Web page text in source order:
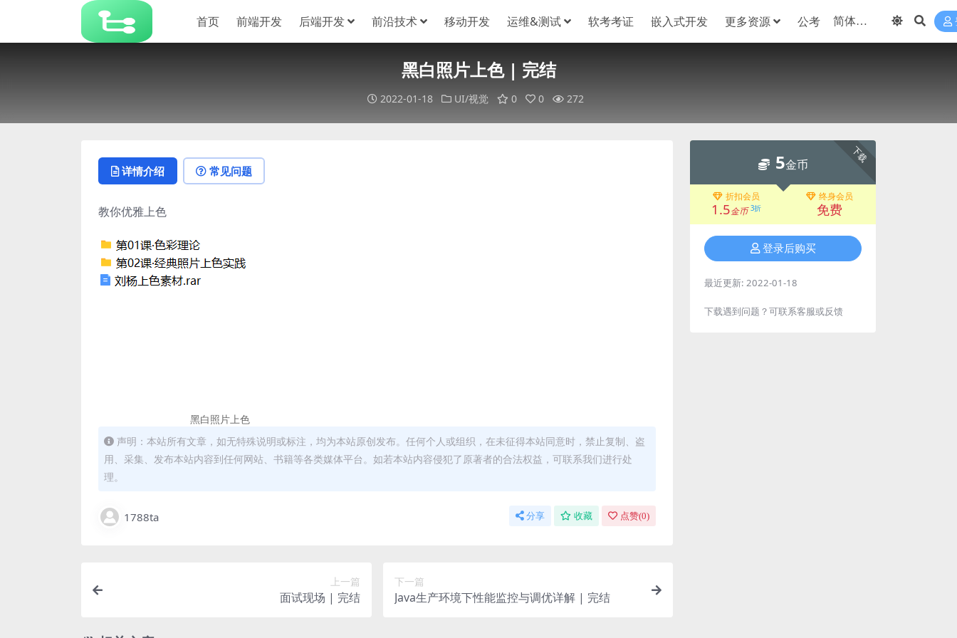
首页 前端开发 后端开发 前沿技术 移动开发 运维&测试 软考考证 嵌入式开发 更多资源 公考
黑白照片上色 | 完结
2022-01-18 UI/视觉 0 0 272
详情介绍 常见问题
教你优雅上色
黑白照片上色
声明：本站所有文章，如无特殊说明或标注，均为本站原创发布。任何个人或组织，在未征得本站同意时，禁止复制、盗
用、采集、发布本站内容到任何网站、书籍等各类媒体平台。如若本站内容侵犯了原著者的合法权益，可联系我们进行处
理。
1788ta 分享 收藏 点赞(0)
上一篇
面试现场 | 完结
下一篇
Java生产环境下性能监控与调优详解 | 完结
下载
5金币
折扣会员
1.5金币 3折
终身会员
免费
登录后购买
最近更新: 2022-01-18
下载遇到问题？可联系客服或反馈